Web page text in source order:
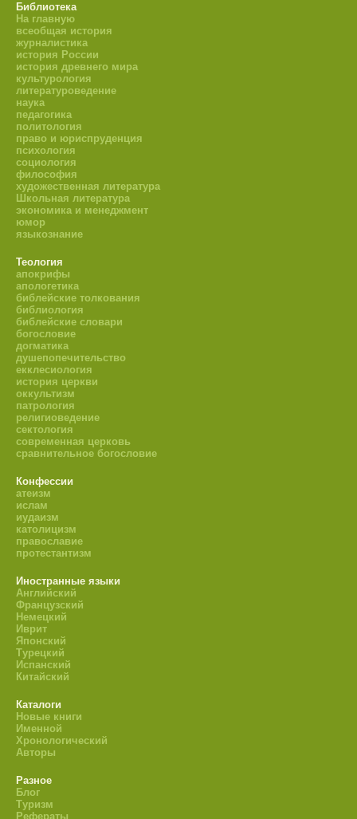
Библиотека
На главную
всеобщая история
журналистика
история России
история древнего мира
культурология
литературоведение
наука
педагогика
политология
право и юриспруденция
психология
социология
философия
художественная литература
Школьная литература
экономика и менеджмент
юмор
языкознание
Теология
апокрифы
апологетика
библейские толкования
библиология
библейские словари
богословие
догматика
душепопечительство
екклесиология
история церкви
оккультизм
патрология
религиоведение
сектология
современная церковь
сравнительное богословие
Конфессии
атеизм
ислам
иудаизм
католицизм
православие
протестантизм
Иностранные языки
Английский
Французский
Немецкий
Иврит
Японский
Турецкий
Испанский
Китайский
Каталоги
Новые книги
Именной
Хронологический
Авторы
Разное
Блог
Туризм
Рефераты